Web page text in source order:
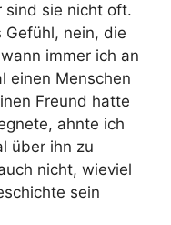
sind sie nicht oft.
Gefühl, nein, die
immer ich an
einen Menschen
Freund hatte
ahnte ich
über ihn zu
nicht, wieviel
sein